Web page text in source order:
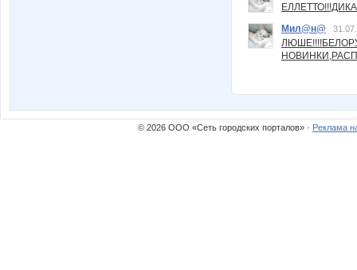
Мил@н@
© 2026 ООО «Сеть городских порталов» · Реклама